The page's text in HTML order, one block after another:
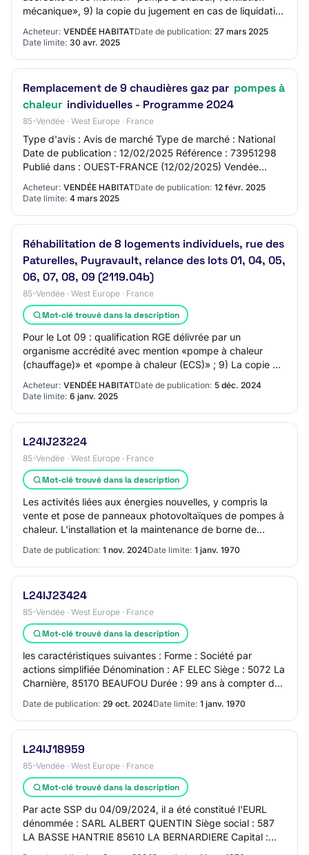
mécanique», 9) la copie du jugement en cas de liquidation
judiciaire ou de redresseme…
Acheteur: VENDÉE HABITATDate de publication: 27 mars 2025
Date limite: 30 avr. 2025
Remplacement de 9 chaudières gaz par pompes à
chaleur individuelles - Programme 2024
85-Vendée · West Europe · France
Type d'avis : Avis de marché Type de marché : National
Date de publication : 12/02/2025 Référence : 73951298
Publié dans : OUEST-FRANCE (12/02/2025) Vendée
Habitat Remplacement de 9 chaudières gaz pa…
Acheteur: VENDÉE HABITATDate de publication: 12 févr. 2025
Date limite: 4 mars 2025
Réhabilitation de 8 logements individuels, rue des
Paturelles, Puyravault, relance des lots 01, 04, 05,
06, 07, 08, 09 (2119.04b)
85-Vendée · West Europe · France
Mot-clé trouvé dans la description
Pour le Lot 09 : qualification RGE délivrée par un
organisme accrédité avec mention «pompe à chaleur
(chauffage)» et «pompe à chaleur (ECS)» ; 9) La copie du
jugement en cas de liquidation judiciaire…
Acheteur: VENDÉE HABITATDate de publication: 5 déc. 2024
Date limite: 6 janv. 2025
L24IJ23224
85-Vendée · West Europe · France
Mot-clé trouvé dans la description
Les activités liées aux énergies nouvelles, y compris la
vente et pose de panneaux photovoltaïques de pompes à
chaleur. L'installation et la maintenance de borne de
Date de publication: 1 nov. 2024Date limite: 1 janv. 1970
L24IJ23424
85-Vendée · West Europe · France
Mot-clé trouvé dans la description
les caractéristiques suivantes : Forme : Société par
actions simplifiée Dénomination : AF ELEC Siège : 5072 La
Charnière, 85170 BEAUFOU Durée : 99 ans à compter de
Date de publication: 29 oct. 2024Date limite: 1 janv. 1970
L24IJ18959
85-Vendée · West Europe · France
Mot-clé trouvé dans la description
Par acte SSP du 04/09/2024, il a été constitué l'EURL
dénommée : SARL ALBERT QUENTIN Siège social : 587
LA BASSE HANTRIE 85610 LA BERNARDIERE Capital :